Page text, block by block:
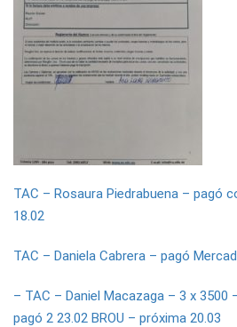
TAC – Rosaura Piedrabuena – pagó
18.02
TAC – Daniela Cabrera – pagó
– TAC – Daniel Macazaga – 3 x 3500
pagó 2 23.02 BROU – próxima 20.03